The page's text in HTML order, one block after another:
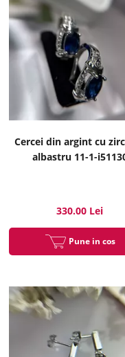
Cercei din argint cu
albastru 11-1-
330.00 Lei
Pune in cos